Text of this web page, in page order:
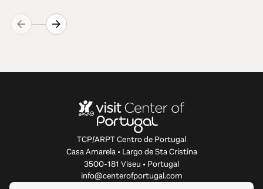
TCP/ARPT Centro de Portugal
Casa Amarela • Largo de Sta Cristina
3500-181 Viseu • Portugal
info@centerofportugal.com